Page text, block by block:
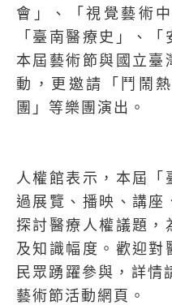
會」、「視覺藝術
「臺南醫療史」、
本屆藝術節與國立臺
動，更邀請「鬥鬧
團」等樂團演出。
人權館表示，本屆「
過展覽、播映、講座
探討醫療人權議題，
及知識幅度。歡迎對
民眾踴躍參與，詳情
藝術節活動網頁。